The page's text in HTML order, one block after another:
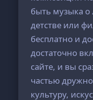
быть музыка о
детстве или
бесплатно и
достаточно
сайте, и вы
частью
культуру,